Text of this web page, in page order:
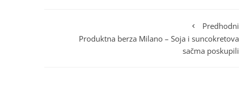
Predhodni
Produktna berza Milano – Soja i suncokretova
sačma poskupili